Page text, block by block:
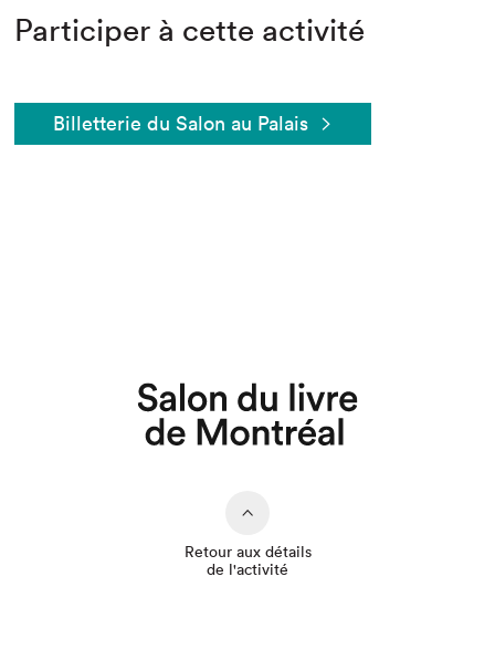
Participer à cette activité
Billetterie du Salon au Palais
Retour aux détails
de l'activité